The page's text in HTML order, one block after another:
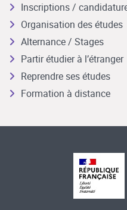
Inscriptions /
Organisation des études
Alternance / Stages
Partir étudier à l’étranger
Reprendre ses études
Formation à distance